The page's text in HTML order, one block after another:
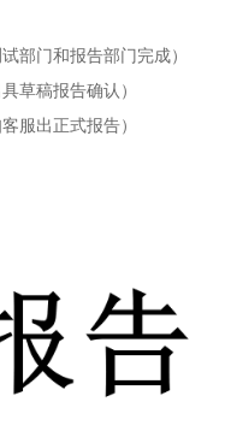
部门和报告部门完成）
草稿报告确认）
服出正式报告）